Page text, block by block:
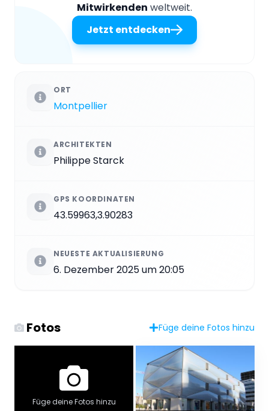
Mitwirkenden weltweit.
Jetzt entdecken
ORT
Montpellier
ARCHITEKTEN
Philippe Starck
GPS KOORDINATEN
43.59963,3.90283
NEUESTE AKTUALISIERUNG
6. Dezember 2025 um 20:05
Fotos Füge deine Fotos hinzu
Füge deine Fotos hinzu